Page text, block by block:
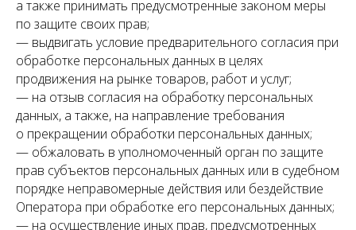
а также принимать предусмотренные законом меры
по защите своих прав;
— выдвигать условие предварительного согласия при
обработке персональных данных в целях
продвижения на рынке товаров, работ и услуг;
— на отзыв согласия на обработку персональных
данных, а также, на направление требования
о прекращении обработки персональных данных;
— обжаловать в уполномоченный орган по защите
прав субъектов персональных данных или в судебном
порядке неправомерные действия или бездействие
Оператора при обработке его персональных данных;
— на осуществление иных прав, предусмотренных